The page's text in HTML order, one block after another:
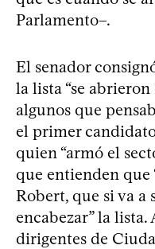
Parlamento–.
El senador
la lista “se abrieron
algunos que
el primer
quien “armó el
que entienden que
Robert, que si va a
encabezar” la lista.
dirigentes de